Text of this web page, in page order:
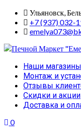
Skip
content
Ульяновск,
+7 (937) 032-
Primary
Menu
Наши магазины
Монтаж и
Отзывы
Скидки и акции
Доставка и
0